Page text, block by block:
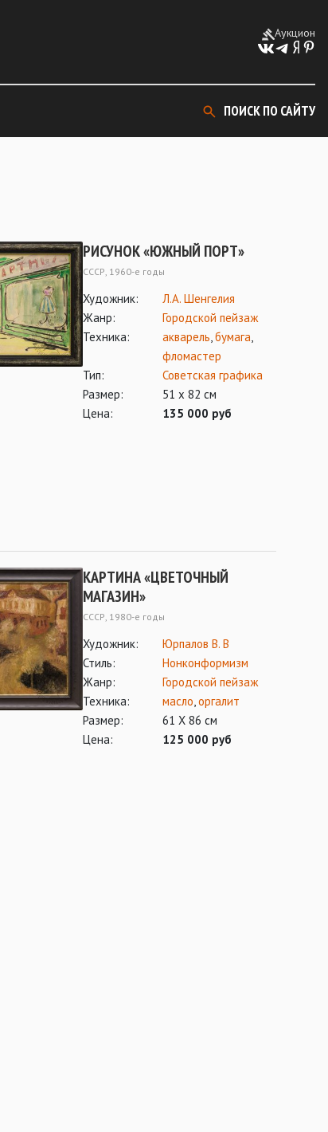
Аукцион
ПОИСК ПО САЙТУ
РИСУНОК «ЮЖНЫЙ ПОРТ»
СССР, 1960-е годы
Художник:
Л.А. Шенгелия
Жанр:
Городской пейзаж
Техника:
акварель,бумага,
фломастер
Тип:
Советская графика
Размер:
51 х 82 см
Цена:
135 000 руб
КАРТИНА «ЦВЕТОЧНЫЙ
МАГАЗИН»
СССР, 1980-е годы
Художник:
Юрпалов В. В
Стиль:
Нонконформизм
Жанр:
Городской пейзаж
Техника:
масло оргалит
Размер:
61 Х 86 см
Цена:
125 000 руб